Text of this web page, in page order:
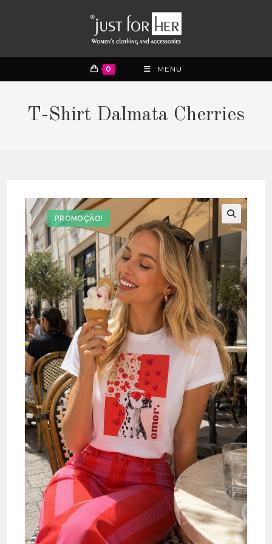
0 MENU
T-Shirt Dalmata Cherries
PROMOÇÃO!
🔍